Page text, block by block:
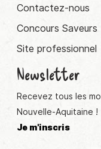
Contactez-nous
Concours Saveurs
Site professionnel
Newsletter
Recevez tous les
Nouvelle-Aquitaine !
Je m'inscris